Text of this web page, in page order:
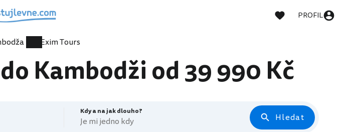
PROFIL
Exim Tours
Kambodži od 39 990 Kč
Kdy a na jak dlouho?
Je mi jedno kdy Hledat